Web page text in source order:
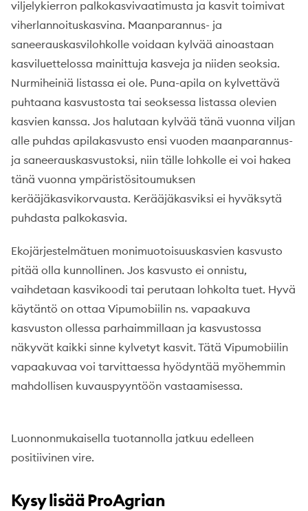
viljelykierron palkokasvivaatimusta ja kasvit toimivat
viherlannoituskasvina. Maanparannus- ja
saneerauskasvilohkolle voidaan kylvää ainoastaan
kasviluettelossa mainittuja kasveja ja niiden seoksia.
Nurmiheiniä listassa ei ole. Puna-apila on kylvettävä
puhtaana kasvustosta tai seoksessa listassa olevien
kasvien kanssa. Jos halutaan kylvää tänä vuonna viljan
alle puhdas apilakasvusto ensi vuoden maanparannus-
ja saneerauskasvustoksi, niin tälle lohkolle ei voi hakea
tänä vuonna ympäristösitoumuksen
kerääjäkasvikorvausta. Kerääjäkasviksi ei hyväksytä
puhdasta palkokasvia.
Ekojärjestelmätuen monimuotoisuuskasvien kasvusto
pitää olla kunnollinen. Jos kasvusto ei onnistu,
vaihdetaan kasvikoodi tai perutaan lohkolta tuet. Hyvä
käytäntö on ottaa Vipumobiilin ns. vapaakuva
kasvuston ollessa parhaimmillaan ja kasvustossa
näkyvät kaikki sinne kylvetyt kasvit. Tätä Vipumobiilin
vapaakuvaa voi tarvittaessa hyödyntää myöhemmin
mahdollisen kuvauspyyntöön vastaamisessa.
Luonnonmukaisella tuotannolla jatkuu edelleen
positiivinen vire.
Kysy lisää ProAgrian